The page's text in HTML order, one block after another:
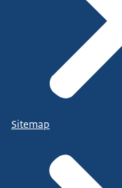
Sitemap